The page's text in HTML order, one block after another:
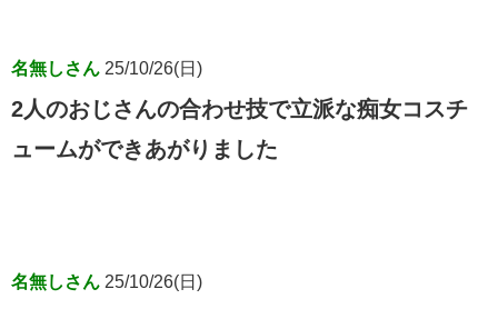
名無しさん 25/10/26(日)
2人のおじさんの合わせ技で立派な痴女コスチ
ュームができあがりました
名無しさん 25/10/26(日)